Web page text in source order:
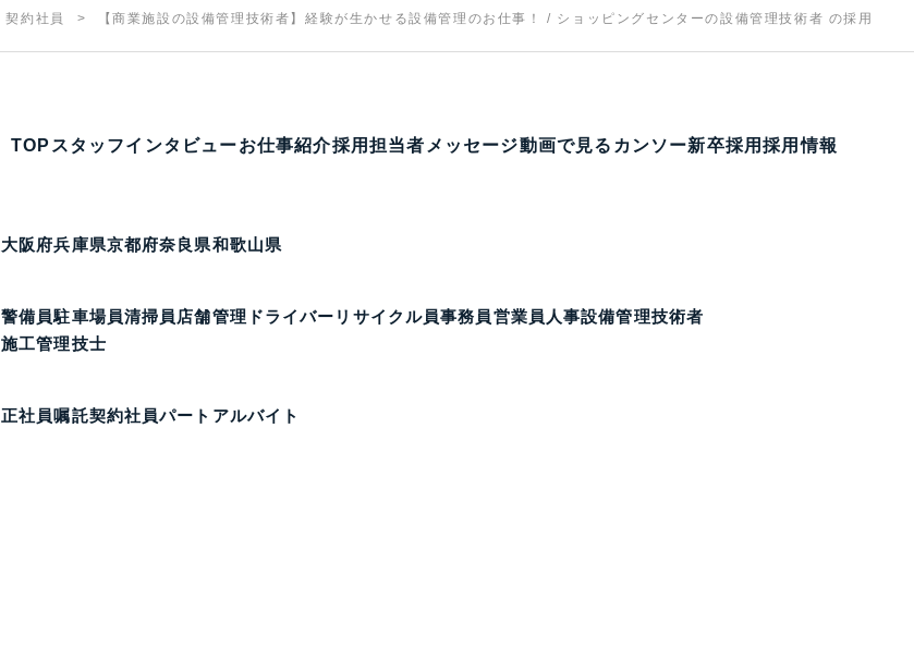
契約社員 【商業施設の設備管理技術者】経験が生かせる設備管理のお仕事！ / ショッピングセンターの設備管理技術者 の採用情報
TOP スタッフインタビューお仕事紹介採用担当者メッセージ動画で見るカンソー新卒採用採用情報
大阪府兵庫県京都府奈良県和歌山県
警備員駐車場員清掃員 店舗管理 ドライバー リサイクル員事務員営業員 人事設備管理技術者
施工管理技士
正社員嘱託契約社員パート アルバイト